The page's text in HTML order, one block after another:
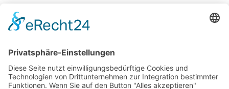
Bärbel Bas
Mitglied des Deutschen Bundestages
Presse & Downloads